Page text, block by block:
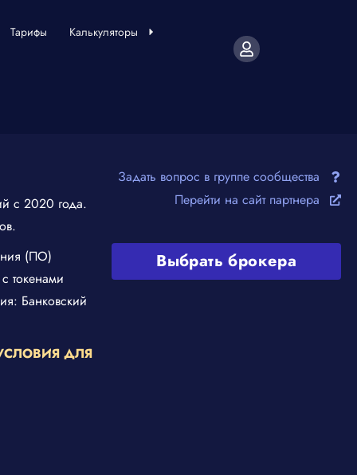
Тарифы Калькуляторы
с 2020 года.
(ПО)
токенами
Банковский
ДЛЯ
Задать вопрос в группе сообщества
Перейти на сайт партнера
Выбрать брокера